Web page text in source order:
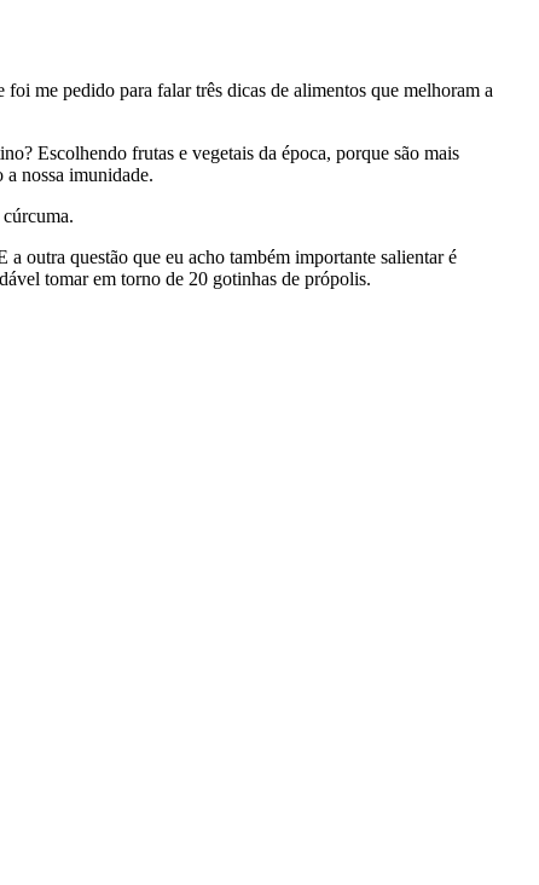
me pedido para falar três dicas de alimentos que melhoram a
Escolhendo frutas e vegetais da época, porque são mais
nossa imunidade.
outra questão que eu acho também importante salientar é
tomar em torno de 20 gotinhas de própolis.